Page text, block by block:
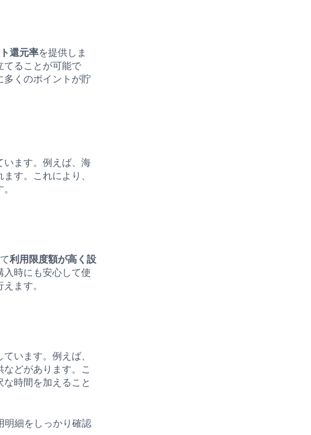
還元率を提供しま
てることが可能で
多くのポイントが貯
います。例えば、海
す。これにより、
利用限度額が高く設
入時にも安心して使
ます。
ています。例えば、
どがあります。こ
時間を加えること
明細をしっかり確認